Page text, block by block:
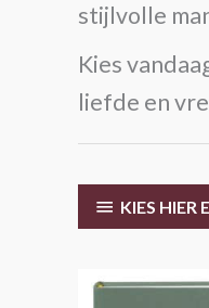
stijlvolle
Kies
liefde en
KIES HIER